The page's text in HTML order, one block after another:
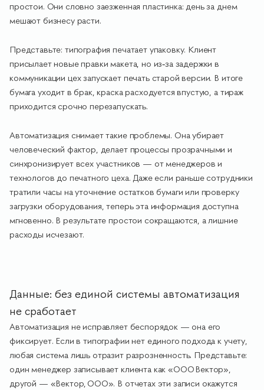
простои. Они словно заезженная пластинка: день за днем
мешают бизнесу расти.
Представьте: типография печатает упаковку. Клиент
присылает новые правки макета, но из‑за задержки в
коммуникации цех запускает печать старой версии. В итоге
бумага уходит в брак, краска расходуется впустую, а тираж
приходится срочно перезапускать.
Автоматизация снимает такие проблемы. Она убирает
человеческий фактор, делает процессы прозрачными и
синхронизирует всех участников — от менеджеров и
технологов до печатного цеха. Даже если раньше сотрудники
тратили часы на уточнение остатков бумаги или проверку
загрузки оборудования, теперь эта информация доступна
мгновенно. В результате простои сокращаются, а лишние
расходы исчезают.
Данные: без единой системы автоматизация
не сработает
Автоматизация не исправляет беспорядок — она его
фиксирует. Если в типографии нет единого подхода к учету,
любая система лишь отразит разрозненность. Представьте:
один менеджер записывает клиента как «ООО Вектор»,
другой — «Вектор, ООО». В отчетах эти записи окажутся